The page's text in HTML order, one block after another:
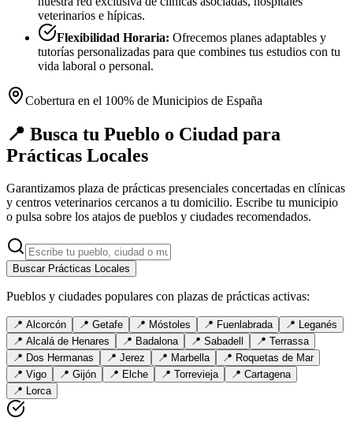
veterinarios e hípicas.
Flexibilidad Horaria: Ofrecemos planes adaptables y
tutorías personalizadas para que combines tus estudios con tu
vida laboral o personal.
Cobertura en el 100% de Municipios de España
📍 Busca tu Pueblo o Ciudad para
Prácticas Locales
Garantizamos plaza de prácticas presenciales concertadas en clínicas
y centros veterinarios cercanos a tu domicilio. Escribe tu municipio
o pulsa sobre los atajos de pueblos y ciudades recomendados.
Buscar Prácticas Locales
Pueblos y ciudades populares con plazas de prácticas activas:
📍 Alcorcón 📍 Getafe 📍 Móstoles 📍 Fuenlabrada 📍 Leganés
📍 Alcalá de Henares 📍 Badalona 📍 Sabadell 📍 Terrassa
📍 Dos Hermanas 📍 Jerez 📍 Marbella 📍 Roquetas de Mar
📍 Vigo 📍 Gijón 📍 Elche 📍 Torrevieja 📍 Cartagena
📍 Lorca